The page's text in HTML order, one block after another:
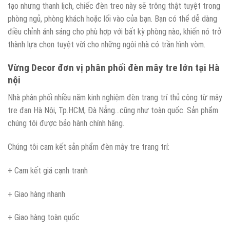
tạo nhưng thanh lịch, chiếc đèn treo này sẽ trông thật tuyệt trong
phòng ngủ, phòng khách hoặc lối vào của bạn. Bạn có thể dễ dàng
điều chỉnh ánh sáng cho phù hợp với bất kỳ phòng nào, khiến nó trở
thành lựa chọn tuyệt vời cho những ngôi nhà có trần hình vòm.
Vừng Decor đơn vị phân phối đèn mây tre lớn tại Hà
nội
Nhà phân phối nhiều năm kinh nghiệm đèn trang trí thủ công từ mây
tre đan Hà Nội, Tp.HCM, Đà Nẵng…cũng như toàn quốc. Sản phẩm
chúng tôi được bảo hành chính hãng.
Chúng tôi cam kết sản phẩm đèn mây tre trang trí:
+ Cam kết giá cạnh tranh
+ Giao hàng nhanh
+ Giao hàng toàn quốc